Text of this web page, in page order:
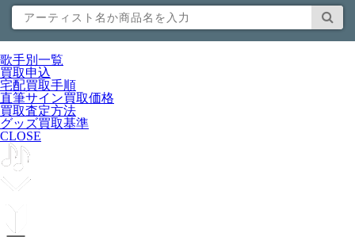
歌手別一覧
買取申込
宅配買取手順
直筆サイン買取価格
買取査定方法
グッズ買取基準
CLOSE